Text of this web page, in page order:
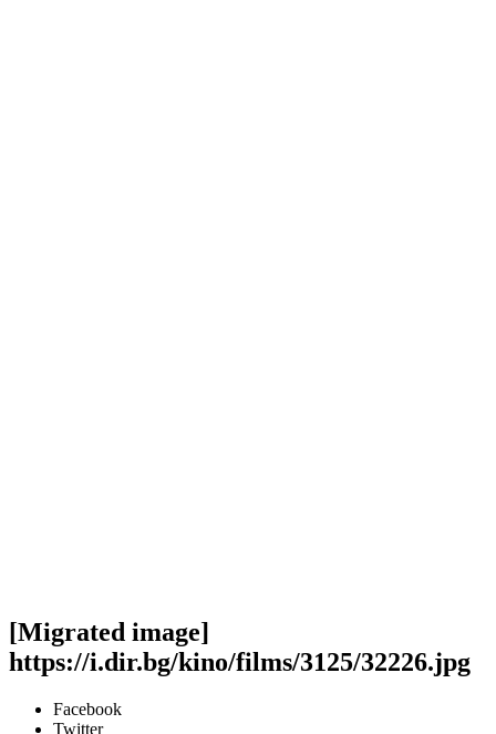
[Migrated image]
https://i.dir.bg/kino/films/3125/32226.jpg
Facebook
Twitter